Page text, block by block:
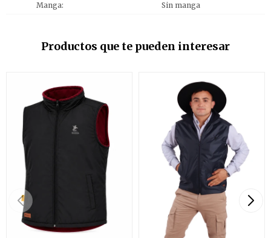
Manga
Sin manga
Productos que te pueden interesar